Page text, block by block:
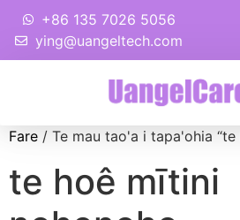
+86 135 7026 5056
ying@uangeltech.com
Fare / Te mau tao'a i tapa'ohia “te
te hoê mītini